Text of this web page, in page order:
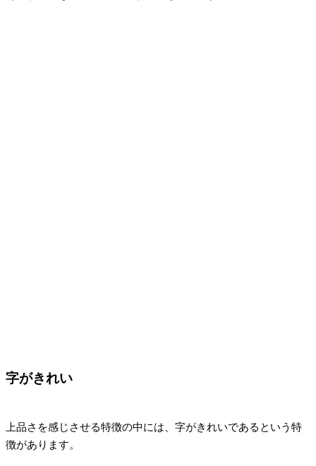
字がきれい
上品さを感じさせる特徴の中には、字がきれいであるという特
徴があります。